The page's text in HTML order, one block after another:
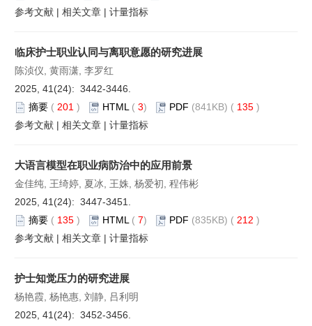
参考文献 | 相关文章 | 计量指标
临床护士职业认同与离职意愿的研究进展
陈浈仪, 黄雨潇, 李罗红
2025, 41(24): 3442-3446.
摘要 ( 201 ) HTML ( 3) PDF (841KB) ( 135 )
参考文献 | 相关文章 | 计量指标
大语言模型在职业病防治中的应用前景
金佳纯, 王绮婷, 夏冰, 王姝, 杨爱初, 程伟彬
2025, 41(24): 3447-3451.
摘要 ( 135 ) HTML ( 7) PDF (835KB) ( 212 )
参考文献 | 相关文章 | 计量指标
护士知觉压力的研究进展
杨艳霞, 杨艳惠, 刘静, 吕利明
2025, 41(24): 3452-3456.